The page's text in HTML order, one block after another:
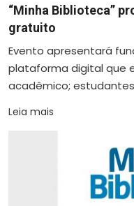
“Minha Biblioteca”
gratuito
Evento apresentará
plataforma digital que
acadêmico; estudantes
Leia mais